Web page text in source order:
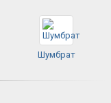
Шумбрат